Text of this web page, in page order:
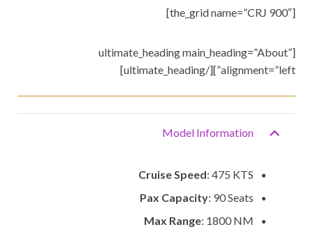
قواعد التشغيل
وظائف
أتصل بنا
[the_grid name=”CRJ 900″]
[ultimate_heading main_heading=”About”
alignment=”left”][/ultimate_heading]
Model Information
Cruise Speed: 475 KTS
Pax Capacity: 90 Seats
Max Range: 1800 NM